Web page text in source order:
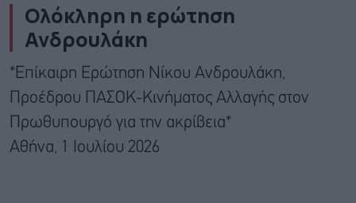
Ολόκληρη η ερώτηση
Ανδρουλάκη
*Επίκαιρη Ερώτηση Νίκου Ανδρουλάκη,
Προέδρου ΠΑΣΟΚ-Κινήματος Αλλαγής στον
Πρωθυπουργό για την ακρίβεια*
Αθήνα, 1 Ιουλίου 2026